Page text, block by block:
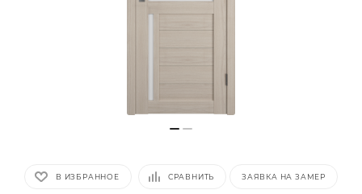
В ИЗБРАННОЕ СРАВНИТЬ ЗАЯВКА НА ЗАМЕР